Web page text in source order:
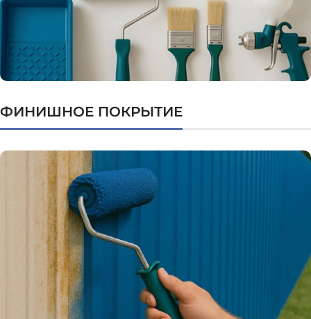
ФИНИШНОЕ ПОКРЫТИЕ